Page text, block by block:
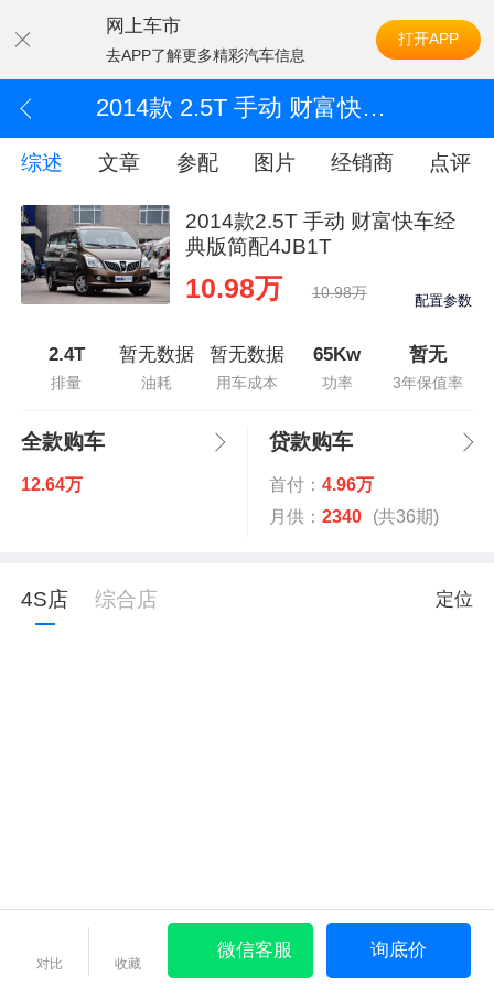
网上车市
去APP了解更多精彩汽车信息
打开APP
2014款 2.5T 手动 财富快车经典版简配4JB1T
综述 文章 参配 图片 经销商 点评
2014款2.5T 手动 财富快车经
典版简配4JB1T
10.98万 10.98万 配置参数
2.4T
排量
暂无数据
油耗
暂无数据
用车成本
65Kw
功率
暂无
3年保值率
全款购车
12.64万
贷款购车
首付： 4.96万
月供： 2340 (共36期)
4S店 综合店 定位
对比 收藏
微信客服 询底价